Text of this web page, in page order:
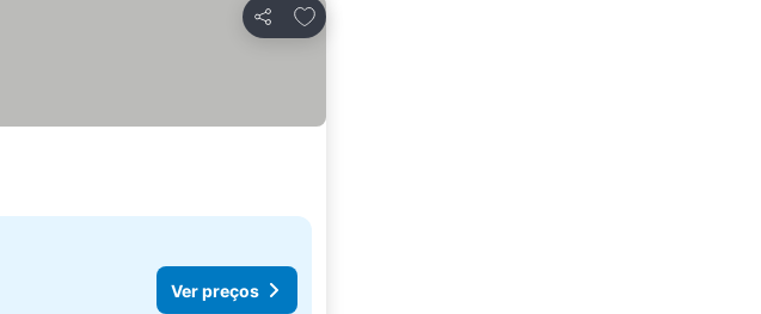
Partilhar
Adicionar aos favoritos
Ver preços